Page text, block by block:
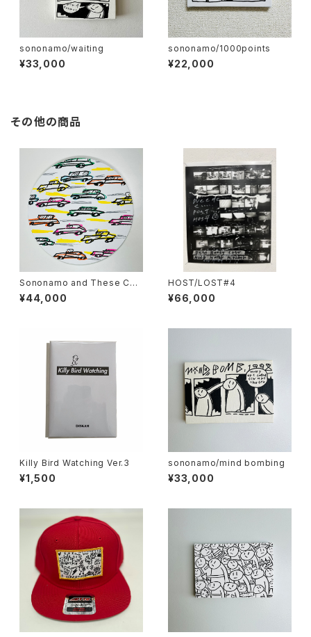
sononamo/waiting
¥33,000
sononamo/1000points
¥22,000
その他の商品
Sononamo and These Car
s
¥44,000
HOST/LOST#4
¥66,000
Killy Bird Watching Ver.3
¥1,500
sononamo/mind bombing
¥33,000